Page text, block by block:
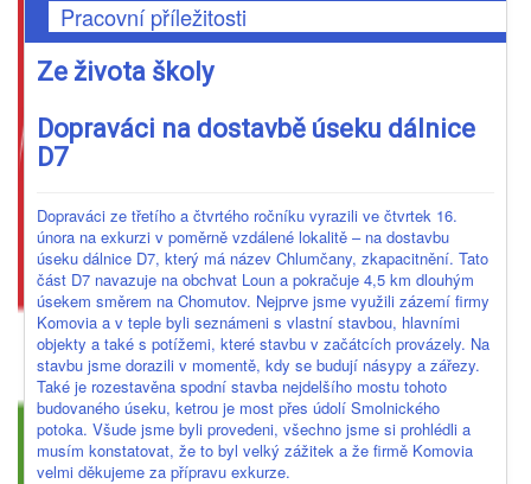
Pracovní příležitosti
Ze života školy
Dopraváci na dostavbě úseku dálnice
D7
Dopraváci ze třetího a čtvrtého ročníku vyrazili ve čtvrtek 16.
února na exkurzi v poměrně vzdálené lokalitě – na dostavbu
úseku dálnice D7, který má název Chlumčany, zkapacitnění. Tato
část D7 navazuje na obchvat Loun a pokračuje 4,5 km dlouhým
úsekem směrem na Chomutov. Nejprve jsme využili zázemí firmy
Komovia a v teple byli seznámeni s vlastní stavbou, hlavními
objekty a také s potížemi, které stavbu v začátcích provázely. Na
stavbu jsme dorazili v momentě, kdy se budují násypy a zářezy.
Také je rozestavěna spodní stavba nejdelšího mostu tohoto
budovaného úseku, ketrou je most přes údolí Smolnického
potoka. Všude jsme byli provedeni, všechno jsme si prohlédli a
musím konstatovat, že to byl velký zážitek a že firmě Komovia
velmi děkujeme za přípravu exkurze.